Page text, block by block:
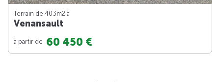
Terrain de 403m2 à
Venansault
à partir de 60 450 €